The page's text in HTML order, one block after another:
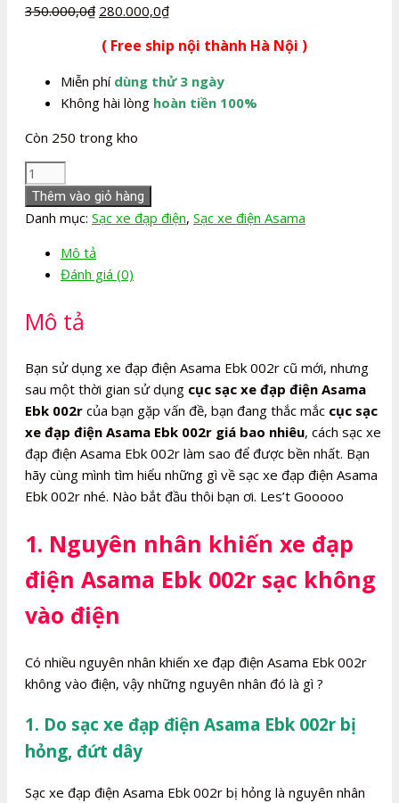
350.000,0₫ Giá
là:
350.000,0₫.
280.000,0₫Giá
tại
là:
280.000,0₫.
( Free ship nội thành Hà Nội )
Miễn phí dùng thử 3 ngày
Không hài lòng hoàn tiền 100%
Còn 250 trong kho
Sạc
xe
đạp
Asama
Ebk
số
Thêm vào giỏ hàng
Danh mục: Sạc xe đạp điện, Sạc xe điện Asama
Mô tả
Đánh giá (0)
Mô tả
Bạn sử dụng xe đạp điện Asama Ebk 002r cũ mới, nhưng
sau một thời gian sử dụng cục sạc xe đạp điện Asama
Ebk 002r của bạn gặp vấn đề, bạn đang thắc mắc cục sạc
xe đạp điện Asama Ebk 002r giá bao nhiêu, cách sạc xe
đạp điện Asama Ebk 002r làm sao để được bền nhất. Bạn
hãy cùng mình tìm hiểu những gì về sạc xe đạp điện Asama
Ebk 002r nhé. Nào bắt đầu thôi bạn ơi. Les’t Gooooo
1. Nguyên nhân khiến xe đạp
điện Asama Ebk 002r sạc không
vào điện
Có nhiều nguyên nhân khiến xe đạp điện Asama Ebk 002r
không vào điện, vậy những nguyên nhân đó là gì ?
1. Do sạc xe đạp điện Asama Ebk 002r bị
hỏng, đứt dây
Sạc xe đạp điện Asama Ebk 002r bị hỏng là nguyên nhân